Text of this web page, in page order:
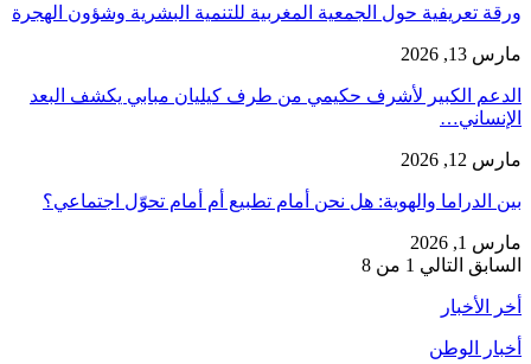
ورقة تعريفية حول الجمعية المغربية للتنمية البشرية وشؤون الهجرة
مارس 13, 2026
الدعم الكبير لأشرف حكيمي من طرف كيليان مبابي يكشف البعد
الإنساني…
مارس 12, 2026
بين الدراما والهوية: هل نحن أمام تطبيع أم أمام تحوّل اجتماعي؟
مارس 1, 2026
السابق التالي 1 من 8
أخر الأخبار
أخبار الوطن